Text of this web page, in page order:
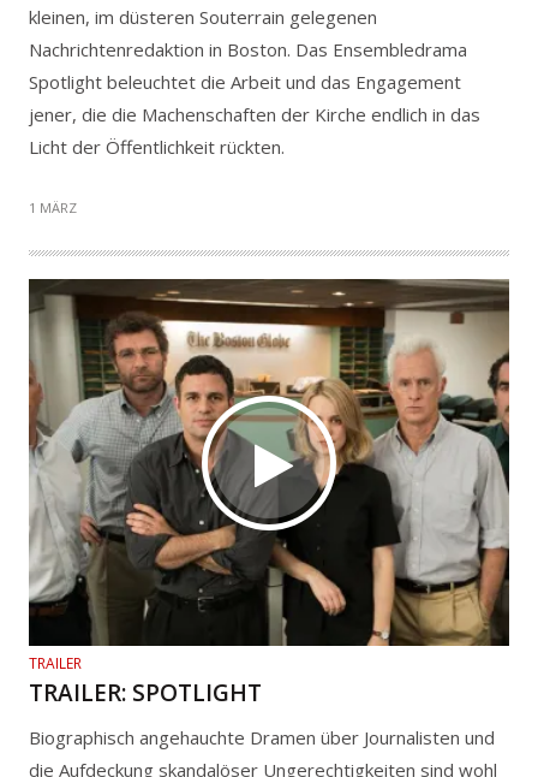
kleinen, im düsteren Souterrain gelegenen
Nachrichtenredaktion in Boston. Das Ensembledrama
Spotlight beleuchtet die Arbeit und das Engagement
jener, die die Machenschaften der Kirche endlich in das
Licht der Öffentlichkeit rückten.
1 MÄRZ
TRAILER
TRAILER: SPOTLIGHT
Biographisch angehauchte Dramen über Journalisten und
die Aufdeckung skandalöser Ungerechtigkeiten sind wohl